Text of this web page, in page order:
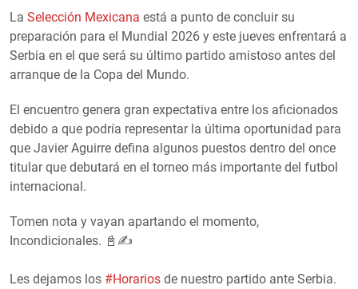
La Selección Mexicana está a punto de concluir su
preparación para el Mundial 2026 y este jueves enfrentará a
Serbia en el que será su último partido amistoso antes del
arranque de la Copa del Mundo.
El encuentro genera gran expectativa entre los aficionados
debido a que podría representar la última oportunidad para
que Javier Aguirre defina algunos puestos dentro del once
titular que debutará en el torneo más importante del futbol
internacional.
Tomen nota y vayan apartando el momento,
Incondicionales. 📓✍️
Les dejamos los #Horarios de nuestro partido ante Serbia.